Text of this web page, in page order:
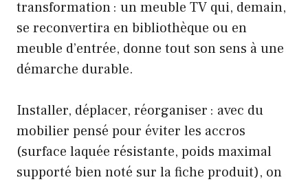
transformation : un meuble TV qui, demain,
se reconvertira en bibliothèque ou en
meuble d’entrée, donne tout son sens à une
démarche durable.
Installer, déplacer, réorganiser : avec du
mobilier pensé pour éviter les accros
(surface laquée résistante, poids maximal
supporté bien noté sur la fiche produit), on